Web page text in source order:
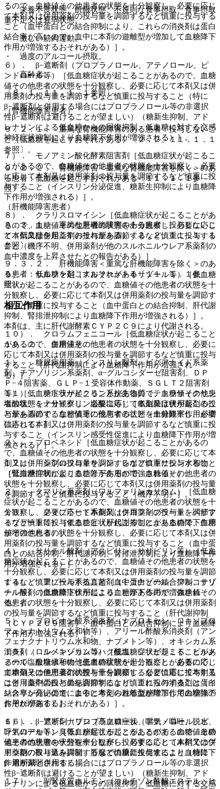
るので、血糖値その他患者の状態を十分観察し、必要に応じ
て本剤又は併用薬剤の投与量を調節するなど慎重に投与する
こと（血中蛋白との結合抑制により、これらの消炎剤は蛋白
結合率が高いので、血中に本剤の遊離型が増加して血糖降下
作用が増強するおそれがある）］。
６）． β−遮断剤（プロプラノロール、アテノロール、ピ
ンドロール等）［低血糖症状が起こることがあるので、血糖
値その他患者の状態を十分観察し、必要に応じて本剤又は併
用薬剤の投与量を調節するなど慎重に投与すること（特に
β−遮断剤と併用する場合にはプロプラノロール等の非選択
性β−遮断剤は避けることが望ましい）（糖新生抑制、アド
レナリンによる低血糖からの回復抑制、低血糖に対する交感
神経症状抑制により血糖降下作用が増強される）］。
７）． モノアミン酸化酵素阻害剤［低血糖症状が起こるこ
とがあるので、血糖値その他患者の状態を十分観察し、必要
に応じて本剤又は併用薬剤の投与量を調節するなど慎重に投
与すること（インスリン分泌促進、糖新生抑制により血糖降
下作用が増強される）］。
８）． クラリスロマイシン［低血糖症状が起こることがあ
るので、血糖値その他患者の状態を十分観察し、必要に応じ
て本剤又は併用薬剤の投与量を調節するなど慎重に投与する
こと（機序不明、併用薬剤が他のスルホニルウレア系薬剤の
血中濃度を上昇させたとの報告がある）］。
９）． サルファ剤（スルファメトキサゾール等）［低血糖
症状が起こることがあるので、血糖値その他患者の状態を十
分観察し、必要に応じて本剤又は併用薬剤の投与量を調節す
るなど慎重に投与すること（血中蛋白との結合抑制、肝代謝
抑制、腎排泄抑制により血糖降下作用が増強される）］。
１０）． クロラムフェニコール［低血糖症状が起こること
があるので、血糖値その他患者の状態を十分観察し、必要に
応じて本剤又は併用薬剤の投与量を調節するなど慎重に投与
すること（肝代謝抑制により血糖降下作用が増強され
る）］。
１１）． テトラサイクリン系抗生物質（テトラサイクリン
塩酸塩、ミノサイクリン塩酸塩等）［低血糖症状が起こるこ
とがあるので、血糖値その他患者の状態を十分観察し、必要
に応じて本剤又は併用薬剤の投与量を調節するなど慎重に投
与すること（インスリン感受性促進により血糖降下作用が増
強される）］。
１２）． シプロフロキサシン、レボフロキサシン水和物
［低血糖症状が起こることがあるので、血糖値その他患者の
状態を十分観察し、必要に応じて本剤又は併用薬剤の投与量
を調節するなど慎重に投与すること（機序不明）］。
１３）． フィブラート系薬剤（クロフィブラート、ベザフ
ィブラート等）［低血糖症状が起こることがあるので、血糖
値その他患者の状態を十分観察し、必要に応じて本剤又は併
用薬剤の投与量を調節するなど慎重に投与すること（血中蛋
白との結合抑制、肝代謝抑制、腎排泄抑制により血糖降下作
用が増強される）］。
１４）． アゾール系抗真菌剤（ミコナゾール、フルコナゾ
ール等）［低血糖症状が起こることがあるので、血糖値その
他患者の状態を十分観察し、必要に応じて本剤又は併用薬剤
の投与量を調節するなど慎重に投与すること（肝代謝抑制
（ＣＹＰ２Ｃ９阻害）、血中蛋白との結合抑制により血糖降
下作用が増強される）］。
１５）． シベンゾリンコハク酸塩、ジソピラミド、ピルメ
ノール塩酸塩水和物［低血糖症状が起こることがあるので、
血糖値その他患者の状態を十分観察し、必要に応じて本剤又
は併用薬剤の投与量を調節するなど慎重に投与すること（イ
ンスリン分泌促進によると考えられる血糖降下作用の増強の
おそれがある）］。
１６）． アドレナリン［高血糖症状（嘔気・嘔吐、脱水、
呼気のアセトン臭等）が起こることがあるので、血糖値その
他患者の状態を十分観察しながら投与すること（末梢でのブ
ドウ糖の取り込み抑制、肝臓での糖新生促進により血糖降下
作用が減弱される）］。
１７）． 副腎皮質ホルモン（コルチゾン酢酸エステル、ヒ
・ 栄養不良状態、飢餓状態、不規則な食事摂取、食事摂取
量不足又は衰弱状態。
・ 激しい筋肉運動。
・ 過度のアルコール摂取。
・ 高齢者。
〔８．１、１１．１．１参照〕。
（腎機能障害患者）
９．２．１． 重篤な腎機能障害のある患者：投与しないこ
と（低血糖を起こすおそれがある）〔２．２、１１．１．１
参照〕。
９．２．２． 腎機能障害＜重篤な腎機能障害を除く＞のあ
る患者：低血糖を起こすおそれがある〔１１．１．１参
照〕。
（肝機能障害患者）
９．３．１． 重篤な肝機能障害のある患者：投与しないこ
と（低血糖を起こすおそれがある）〔２．２、１１．１．１
参照〕。
９．３．２． 肝機能障害＜重篤な肝機能障害を除く＞のあ
る患者：低血糖を起こすおそれがある〔１１．１．１参
照〕。
相互作用
本剤は、主に肝代謝酵素ＣＹＰ２Ｃ９により代謝される。
１０．２． 併用注意：
１）． 糖尿病用薬（インスリン製剤、ビグアナイド系薬
剤、チアゾリジン系薬剤、α−グルコシダーゼ阻害剤、ＤＰ
Ｐ−４阻害薬、ＧＬＰ−１受容体作動薬、ＳＧＬＴ２阻害剤
等）［低血糖症状が起こることがあるので、血糖値その他患
者の状態を十分観察し、必要に応じて本剤又は併用薬剤の投
与量を調節するなど慎重に投与すること（血糖降下作用が増
強される）］。
２）． プロベネシド［低血糖症状が起こることがあるの
で、血糖値その他患者の状態を十分観察し、必要に応じて本
剤又は併用薬剤の投与量を調節するなど慎重に投与すること
（腎排泄抑制により血糖降下作用が増強される）］。
３）． クマリン系薬剤（ワルファリンカリウム）［低血糖
症状が起こることがあるので、血糖値その他患者の状態を十
分観察し、必要に応じて本剤又は併用薬剤の投与量を調節す
るなど慎重に投与すること（肝代謝抑制により血糖降下作用
が増強される）］。
４）． サリチル酸剤（アスピリン、サザピリン等）［低血
糖症状が起こることがあるので、血糖値その他患者の状態を
十分観察し、必要に応じて本剤又は併用薬剤の投与量を調節
するなど慎重に投与すること（血中蛋白との結合抑制、サリ
チル酸剤の血糖降下作用により血糖降下作用が増強され
る）］。
５）． プロピオン酸系消炎剤（ナプロキセン、ロキソプロ
フェンナトリウム水和物等）、アリール酢酸系消炎剤（アン
フェナクナトリウム水和物、ナブメトン等）、オキシカム系
消炎剤（ロルノキシカム等）［低血糖症状が起こることがあ
るので、血糖値その他患者の状態を十分観察し、必要に応じ
て本剤又は併用薬剤の投与量を調節するなど慎重に投与する
こと（血中蛋白との結合抑制により、これらの消炎剤は蛋白
結合率が高いので、血中に本剤の遊離型が増加して血糖降下
作用が増強するおそれがある）］。
６）． β−遮断剤（プロプラノロール、アテノロール、ピ
ンドロール等）［低血糖症状が起こることがあるので、血糖
値その他患者の状態を十分観察し、必要に応じて本剤又は併
用薬剤の投与量を調節するなど慎重に投与すること（特に
β−遮断剤と併用する場合にはプロプラノロール等の非選択
性β−遮断剤は避けることが望ましい）（糖新生抑制、アド
レナリンによる低血糖からの回復抑制、低血糖に対する交感